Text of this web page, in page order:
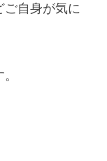
自身が気に